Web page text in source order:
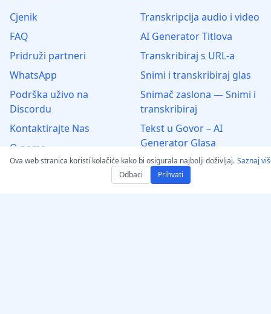
Cjenik
FAQ
Pridruži partneri
WhatsApp
Podrška uživo na
Discordu
Kontaktirajte Nas
O nama
Transkripcija audio i video
AI Generator Titlova
Transkribiraj s URL-a
Snimi i transkribiraj glas
Snimač zaslona — Snimi i
transkribiraj
Tekst u Govor – AI
Generator Glasa
Humaniziraj AI – Učini
tekst prirodnim
Ova web stranica koristi kolačiće kako bi osigurala najbolji doživljaj. Saznaj
Odbaci
Prihvati